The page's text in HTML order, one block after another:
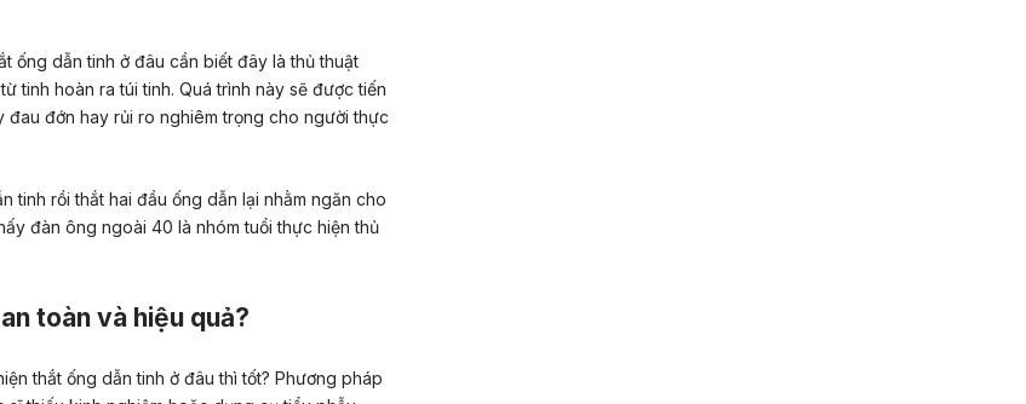
ống dẫn tinh ở đâu cần biết đây là thủ thuật
tinh hoàn ra túi tinh. Quá trình này sẽ được tiến
đớn hay rủi ro nghiêm trọng cho người thực
tinh rồi thắt hai đầu ống dẫn lại nhằm ngăn cho
đàn ông ngoài 40 là nhóm tuổi thực hiện thủ
toàn và hiệu quả?
thắt ống dẫn tinh ở đâu thì tốt? Phương pháp